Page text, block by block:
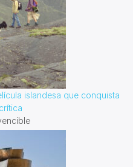
islandesa que conquista